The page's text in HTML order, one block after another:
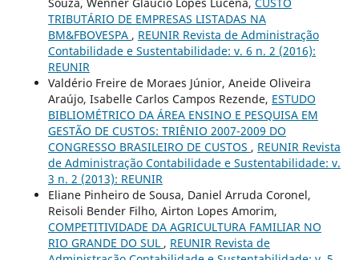
Souza, Wenner Glaucio Lopes Lucena, CUSTO
TRIBUTÁRIO DE EMPRESAS LISTADAS NA
BM&FBOVESPA , REUNIR Revista de Administração
Contabilidade e Sustentabilidade: v. 6 n. 2 (2016):
REUNIR
Valdério Freire de Moraes Júnior, Aneide Oliveira
Araújo, Isabelle Carlos Campos Rezende, ESTUDO
BIBLIOMÉTRICO DA ÁREA ENSINO E PESQUISA EM
GESTÃO DE CUSTOS: TRIÊNIO 2007-2009 DO
CONGRESSO BRASILEIRO DE CUSTOS , REUNIR Revista
de Administração Contabilidade e Sustentabilidade: v.
3 n. 2 (2013): REUNIR
Eliane Pinheiro de Sousa, Daniel Arruda Coronel,
Reisoli Bender Filho, Airton Lopes Amorim,
COMPETITIVIDADE DA AGRICULTURA FAMILIAR NO
RIO GRANDE DO SUL , REUNIR Revista de